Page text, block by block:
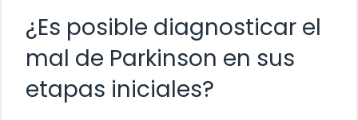
¿Es posible diagnosticar el
mal de Parkinson en sus
etapas iniciales?